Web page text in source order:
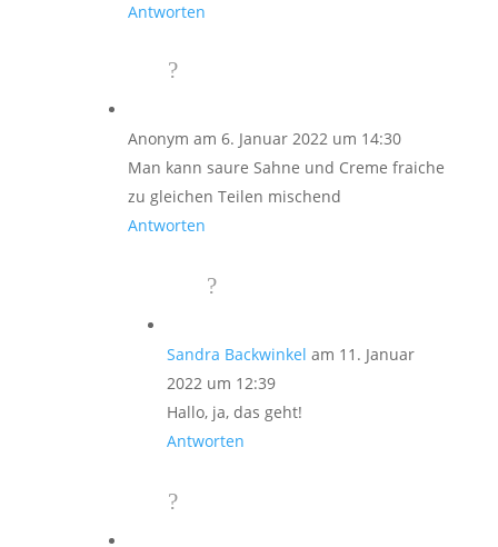
Antworten
Anonym am 6. Januar 2022 um 14:30
Man kann saure Sahne und Creme fraiche
zu gleichen Teilen mischend
Antworten
Sandra Backwinkel am 11. Januar
2022 um 12:39
Hallo, ja, das geht!
Antworten